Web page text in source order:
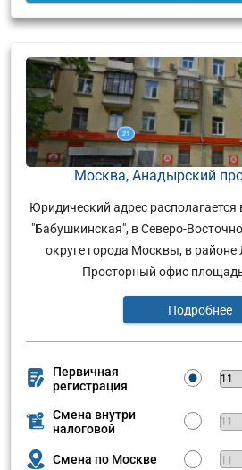
Москва, Анадырский
Юридический адрес располагается
"Бабушкинская", в Северо-
округе города Москвы, в районе
Просторный офис
Подробнее
Первичная
регистрация
Смена внутри
налоговой
Смена по Москве